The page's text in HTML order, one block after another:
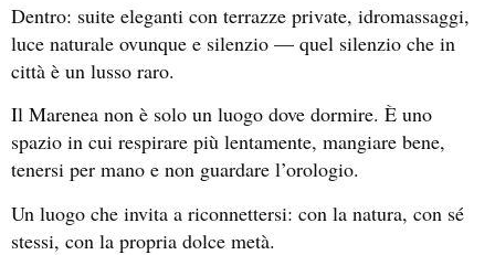
Dentro: suite eleganti con terrazze private, idromassaggi,
luce naturale ovunque e silenzio — quel silenzio che in
città è un lusso raro.
Il Marenea non è solo un luogo dove dormire. È uno
spazio in cui respirare più lentamente, mangiare bene,
tenersi per mano e non guardare l’orologio.
Un luogo che invita a riconnettersi: con la natura, con sé
stessi, con la propria dolce metà.